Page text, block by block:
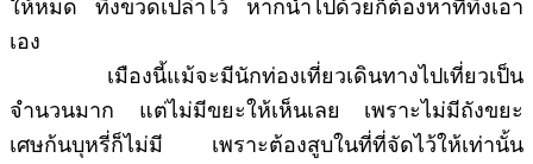
ให้หมด ทิ้งขวดเปล่าไว้ หากนำไปด้วยก็ต้องหาที่ทิ้งเอา
เอง
เมืองนี้แม้จะมีนักท่องเที่ยวเดินทางไปเที่ยวเป็น
จำนวนมาก แต่ไม่มีขยะให้เห็นเลย เพราะไม่มีถังขยะ
เศษก้นบุหรี่ก็ไม่มี เพราะต้องสูบในที่ที่จัดไว้ให้เท่านั้น